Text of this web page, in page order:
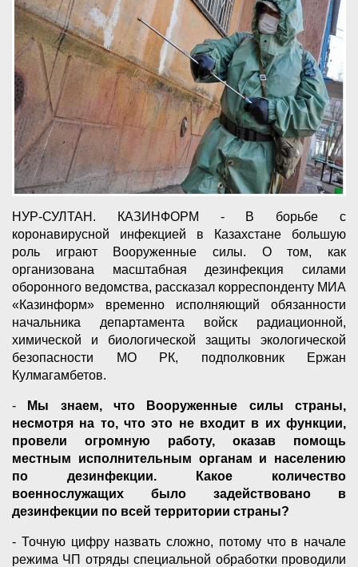
НУР-СУЛТАН. КАЗИНФОРМ - В борьбе с
коронавирусной инфекцией в Казахстане большую
роль играют Вооруженные силы. О том, как
организована масштабная дезинфекция силами
оборонного ведомства, рассказал корреспонденту МИА
«Казинформ» временно исполняющий обязанности
начальника департамента войск радиационной,
химической и биологической защиты экологической
безопасности МО РК, подполковник Ержан
Кулмагамбетов.
-
Мы знаем, что Вооруженные силы страны,
несмотря на то, что это не входит в их функции,
провели огромную работу, оказав помощь
местным исполнительным органам и населению
по дезинфекции. Какое количество
военнослужащих было задействовано в
дезинфекции по всей территории страны?
- Точную цифру назвать сложно, потому что в начале
режима ЧП отряды специальной обработки проводили